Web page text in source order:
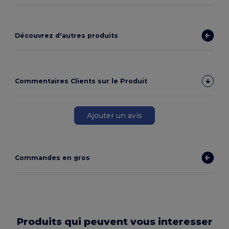
Découvrez d'autres produits
Commentaires Clients sur le Produit
Ajouter un avis
Commandes en gros
Produits qui peuvent vous interesser